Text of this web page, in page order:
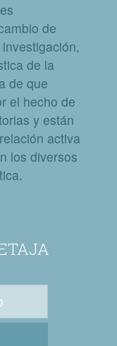
es
de
de la
de que
el hecho de
y están
activa
los diversos